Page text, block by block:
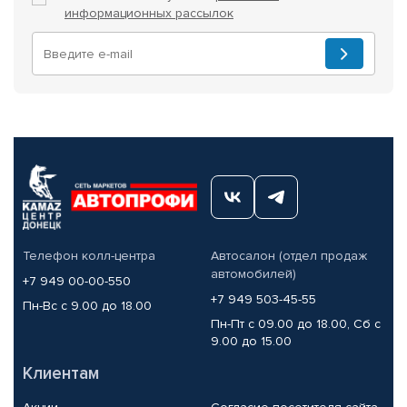
информационных рассылок
Телефон колл-центра
+7 949 00-00-550
Пн-Вс с 9.00 до 18.00
Автосалон (отдел продаж
автомобилей)
+7 949 503-45-55
Пн-Пт с 09.00 до 18.00, Сб с
9.00 до 15.00
Клиентам